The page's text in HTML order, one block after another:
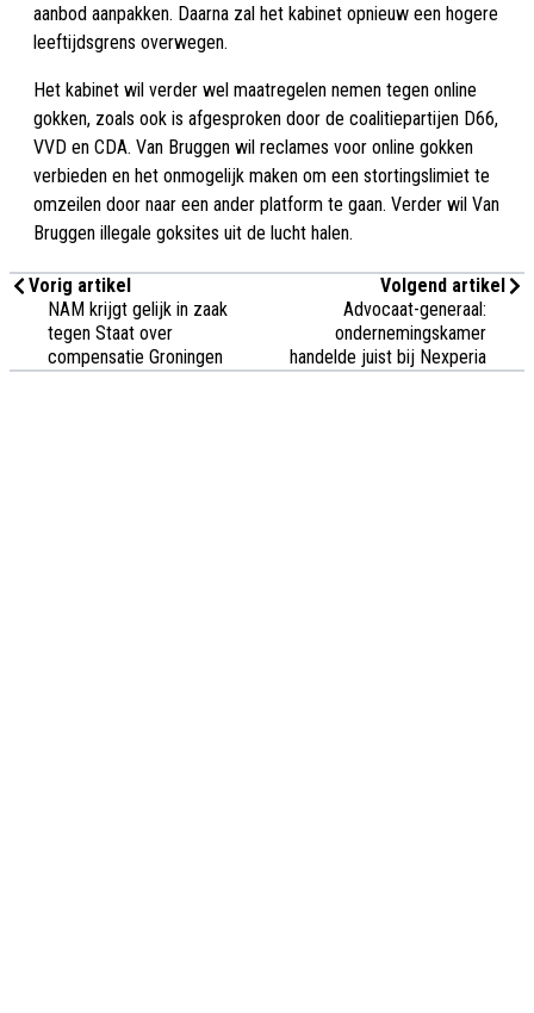
aanbod aanpakken. Daarna zal het kabinet opnieuw een hogere
leeftijdsgrens overwegen.
Het kabinet wil verder wel maatregelen nemen tegen online
gokken, zoals ook is afgesproken door de coalitiepartijen D66,
VVD en CDA. Van Bruggen wil reclames voor online gokken
verbieden en het onmogelijk maken om een stortingslimiet te
omzeilen door naar een ander platform te gaan. Verder wil Van
Bruggen illegale goksites uit de lucht halen.
Vorig artikel
NAM krijgt gelijk in zaak
tegen Staat over
compensatie Groningen
Volgend artikel
Advocaat-generaal:
ondernemingskamer
handelde juist bij Nexperia